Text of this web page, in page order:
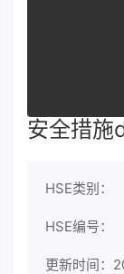
安全措施
HSE类别：
HSE编号：
更新时间：